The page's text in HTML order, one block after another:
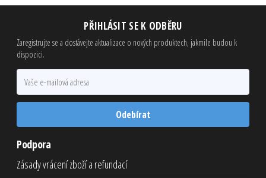
PŘIHLÁSIT SE K ODBĚRU
Zaregistrujte se a dostávejte aktualizace o nových produktech, jakmile budou k
dispozici.
Odebírat
Podpora
Zásady vrácení zboží a refundací